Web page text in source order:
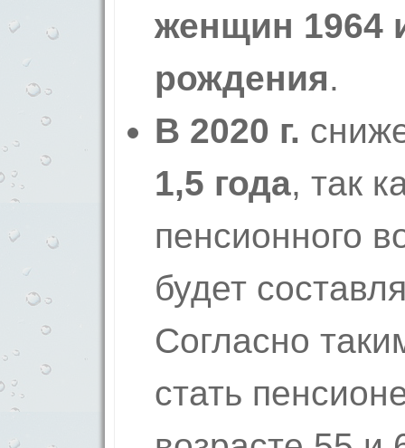
женщин 1964
рождения.
В 2020 г.
1,5 года, так
пенсионного
будет
Согласно
стать